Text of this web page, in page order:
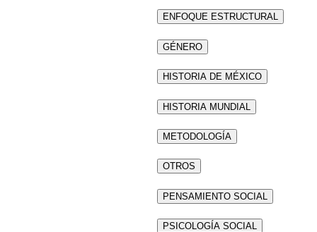
ENFOQUE ESTRUCTURAL
GÉNERO
HISTORIA DE MÉXICO
HISTORIA MUNDIAL
METODOLOGÍA
OTROS
PENSAMIENTO SOCIAL
PSICOLOGÍA SOCIAL